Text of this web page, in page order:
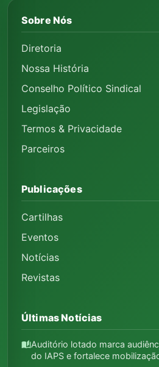
Sobre Nós
Diretoria
Nossa História
Conselho Político Sindical
Legislação
Termos & Privacidade
Parceiros
Publicações
Cartilhas
Eventos
Notícias
Revistas
Últimas Notícias
auto_storiesAuditório lotado marca
do IAPS e fortalece